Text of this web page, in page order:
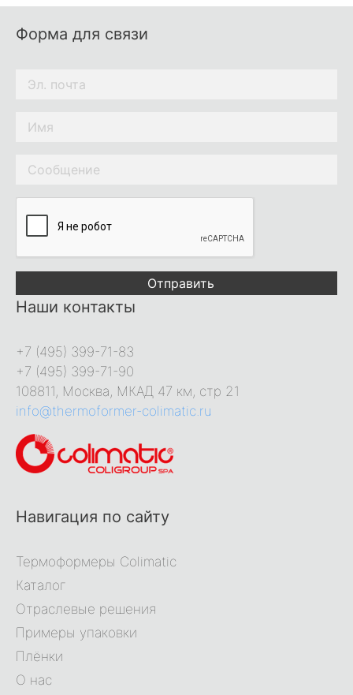
Наши контакты
+7 (495) 399-71-83
+7 (495) 399-71-90
108811, Москва, МКАД 47 км, стр 21
info@thermoformer-colimatic.ru
Навигация по сайту
Термоформеры Colimatic
Каталог
Отраслевые решения
Примеры упаковки
Плёнки
О нас
Форма для связи
Отправить